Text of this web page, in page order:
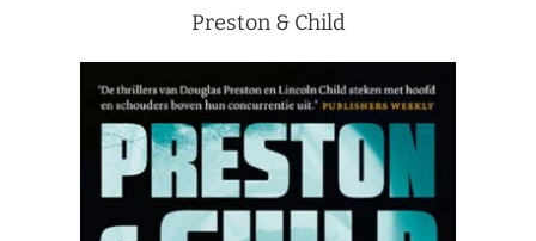
Preston & Child